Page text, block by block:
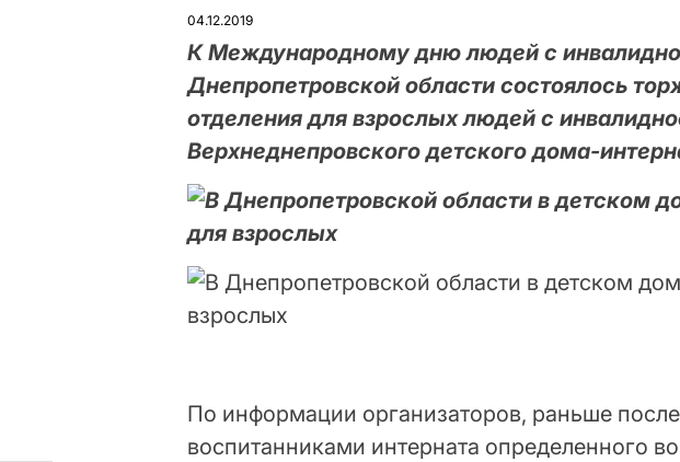
04.12.2019
К Международному дню людей с
Днепропетровской области состоялось
отделения для взрослых людей с
Верхнеднепровского детского дома-
По информации организаторов, раньше
воспитанниками интерната определенного